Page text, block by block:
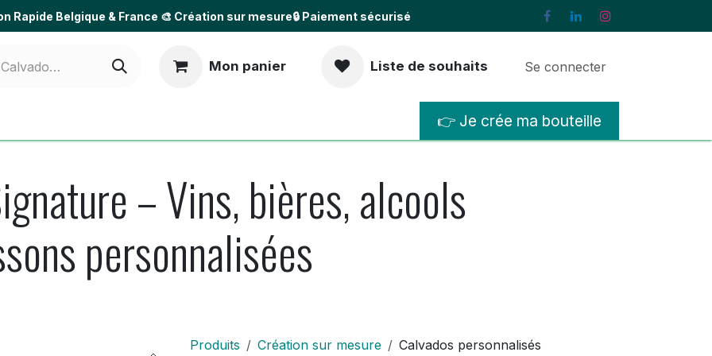
Rapide Belgique & France 🎨 Création sur mesure🔒 Paiement sécurisé
Mon panier Liste de souhaits Se connecter
Contactez-nous
👉 Je crée ma bouteille
– Vins, bières, alcools
personnalisées
Produits Création sur mesure Calvados personnalisés